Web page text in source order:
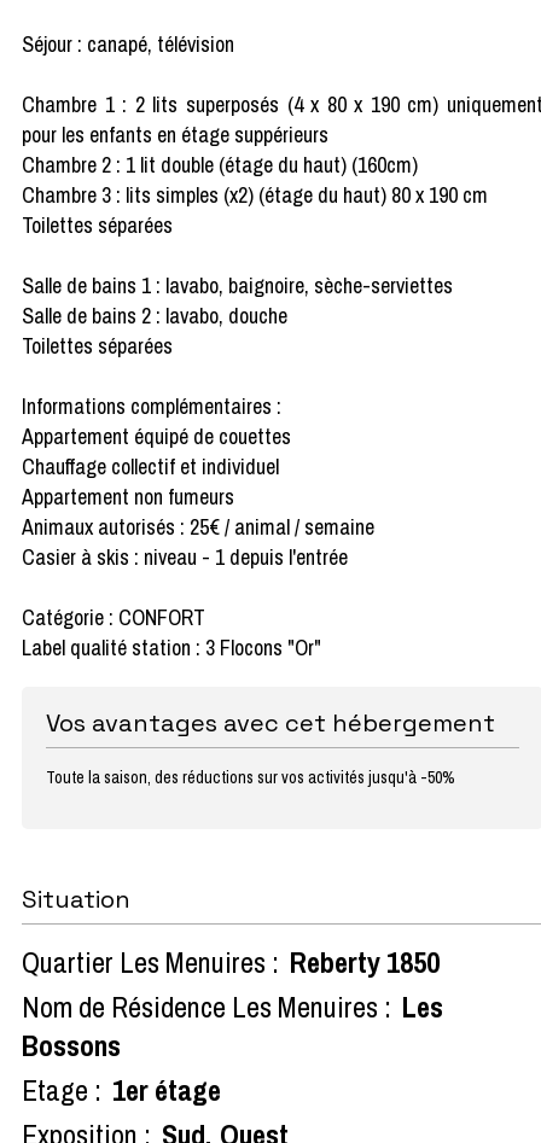
Séjour : canapé, télévision
Chambre 1 : 2 lits superposés (4 x 80 x 190 cm)
pour les enfants en étage suppérieurs
Chambre 2 : 1 lit double (étage du haut) (160cm)
Chambre 3 : lits simples (x2) (étage du haut) 80 x 190 cm
Toilettes séparées
Salle de bains 1 : lavabo, baignoire, sèche-serviettes
Salle de bains 2 : lavabo, douche
Toilettes séparées
Informations complémentaires :
Appartement équipé de couettes
Chauffage collectif et individuel
Appartement non fumeurs
Animaux autorisés : 25€ / animal / semaine
Casier à skis : niveau - 1 depuis l'entrée
Catégorie : CONFORT
Label qualité station : 3 Flocons "Or"
Vos avantages avec cet hébergement
Toute la saison, des réductions sur vos activités jusqu'à -50%
Situation
Quartier Les Menuires : Reberty 1850
Nom de Résidence Les Menuires : Les
Bossons
Etage : 1er étage
Exposition : Sud Ouest